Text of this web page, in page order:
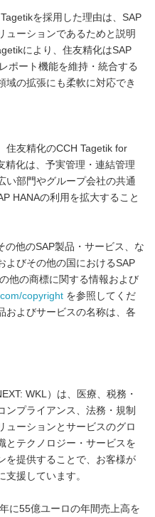
を採用した理由は、SAP
ューションであるためと説明
により、住友精化はSAP
ポート機能を維持・統合する
域の拡張にも柔軟に対応でき
住友精化のCCH Tagetik for
精化は、予実管理・連結管理
い部門やグループ会社の共通
HANAの利用を拡大すること
の他のSAP製品・サービス、な
よびその他の国におけるSAP
他の商標に関する情報および
copyright を参照してくだ
およびサービスの名称は、各
WKL）は、医療、税務・
ンプライアンス、法務・規制
ューションとサービスのグロ
とテクノロジー・サービスを
を提供することで、お客様が
支援しています。
に55億ユーロの年間売上高を